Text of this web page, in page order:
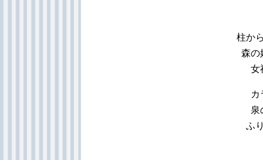
柱か
森の
女
カ
泉
ふ